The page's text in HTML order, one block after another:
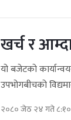
खर्च र
यो बजेटको
उपभोगबीचको
२०८० जेठ २४ गते ८:१०